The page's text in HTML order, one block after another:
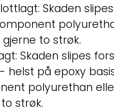
Skaden
to strøk.
Skaden slipes
på epoxy
polyurethan
strøk.